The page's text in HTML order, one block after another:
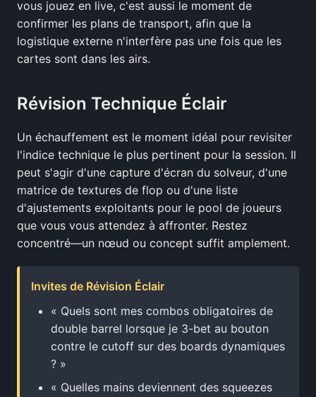
vous jouez en live, c'est aussi le moment de
confirmer les plans de transport, afin que la
logistique externe n'interfère pas une fois que les
cartes sont dans les airs.
Révision Technique Éclair
Un échauffement est le moment idéal pour revisiter
l'indice technique le plus pertinent pour la session. Il
peut s'agir d'une capture d'écran du solveur, d'une
matrice de textures de flop ou d'une liste
d'ajustements exploitants pour le pool de joueurs
que vous vous attendez à affronter. Restez
concentré—un nœud ou concept suffit amplement.
Invites de Révision Éclair
« Quels sont mes combos obligatoires de
double barrel lorsque je 3-bet au bouton
contre le cutoff sur des boards dynamiques
? »
« Quelles mains deviennent des squeezes